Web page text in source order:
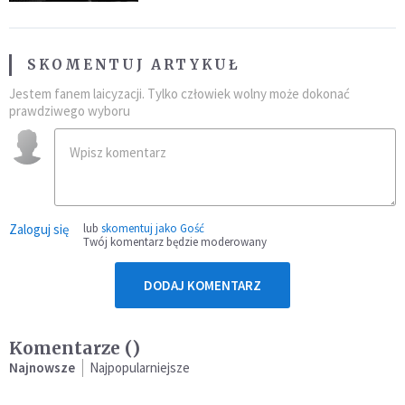
SKOMENTUJ ARTYKUŁ
Jestem fanem laicyzacji. Tylko człowiek wolny może dokonać
prawdziwego wyboru
Zaloguj się lub skomentuj jako Gość
Twój komentarz będzie moderowany
DODAJ KOMENTARZ
Komentarze ()
Najnowsze Najpopularniejsze